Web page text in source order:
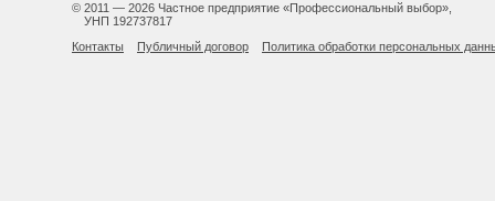
© 2011 — 2026 Частное предприятие «Профессиональный выбор»,
УНП 192737817
Контакты
Публичный договор Политика обработки персональных